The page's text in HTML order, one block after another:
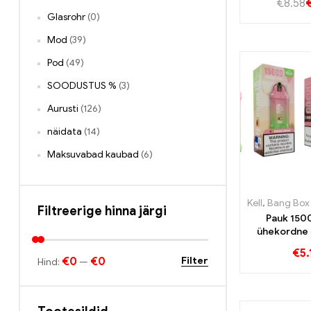
maasikas
€8.58
Kell, Bang Box
Pauk
magusus on
€
Glasrohr (0)
Mod (39)
Pod (49)
SOODUSTUS % (3)
Aurusti (126)
näidata (14)
Maksuvabad kaubad (6)
Filtreerige hinna järgi
Filter
Hind: €0 — €0